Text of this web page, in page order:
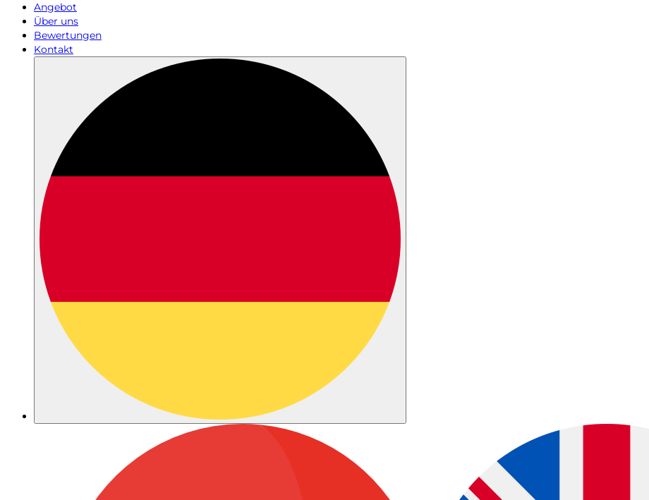
Angebot
Über uns
Bewertungen
Kontakt